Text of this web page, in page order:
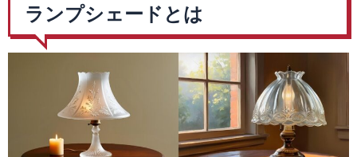
ランプシェードとは